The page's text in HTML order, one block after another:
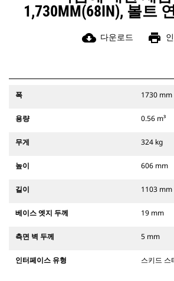
1,730MM(68IN), 볼트
cloud_download 다운로드 print
폭 1730 mm
용량 0.56 m³
무게 324 kg
높이 606 mm
길이 1103 mm
베이스 엣지 두께 19 mm
측면 벽 두께 5 mm
인터페이스 유형 스키드 스